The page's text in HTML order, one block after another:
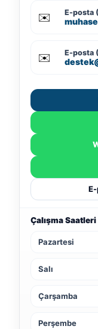
✉️ E-posta
✉️ E-posta
Çalışma Saatleri
Pazartesi
Salı
Çarşamba
Perşembe